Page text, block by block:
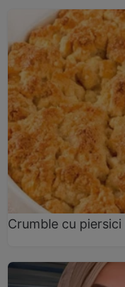
Crumble cu piersici